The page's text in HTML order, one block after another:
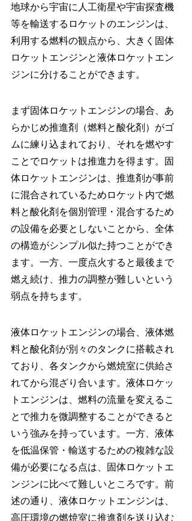
地球から宇宙に人工衛星や宇宙探査機
等を輸送するロケットのエンジンは、
利用する燃料の観点から、大きく固体
ロケットエンジンと液体ロケットエン
ジンに分けることができます。
まず固体ロケットエンジンの場合、あ
らかじめ推進剤（燃料と酸化剤）がゴ
ムに練り込まれており、それを燃やす
ことでロケットは推進力を得ます。固
体ロケットエンジンは、推進剤が事前
に混合されているためロケット内で燃
料と酸化剤を個別管理・混合するため
の設備を必要としないことから、全体
の構造がシンプル似た持つことができ
ます。一方、一度点火すると最後まで
燃え続け、推力の調整が難しいという
弱点を持ちます。
液体ロケットエンジンの場合、液体燃
料と酸化剤が別々のタンクに搭載され
ており、各タンクから燃焼室に供給さ
れてから混ざり合います。液体ロケッ
トエンジンは、燃料の流量を変えるこ
とで推力を微調整することができると
いう強みを持っています。一方、液体
を低温保管・輸送するための複雑な設
備が必要になる点は、固体ロケットエ
ンジンに比べて難しいところです。前
述の通り、液体ロケットエンジンは、
高圧環境の燃焼室に推進剤を送り込む